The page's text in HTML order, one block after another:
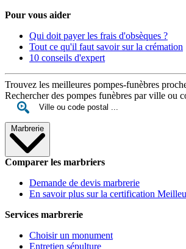
Pour vous aider
Qui doit payer les frais d'obsèques ?
Tout ce qu'il faut savoir sur la crémation
10 conseils d'expert
Trouvez les meilleures pompes-funèbres
Rechercher des pompes funèbres par ville ou
Marbrerie
Comparer les marbriers
Demande de devis marbrerie
En savoir plus sur la certification
Services marbrerie
Choisir un monument
Entretien sépulture